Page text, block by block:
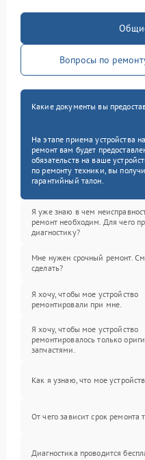
Вопросы по
Какие документы вы
На этапе приема устройства
ремонт вам будет
обязательств на ваше
по ремонту техники, вы
гарантийный талон.
Я уже знаю в чем
ремонт необходим. Для чего
диагностику?
Мне нужен срочный ремонт.
сделать?
Я хочу, чтобы мое устройство
ремонтировали при мне.
Я хочу, чтобы мое устройство
ремонтировалось только
запчастями.
Как я узнаю, что мое
От чего зависит срок ремонта
Диагностика проводится